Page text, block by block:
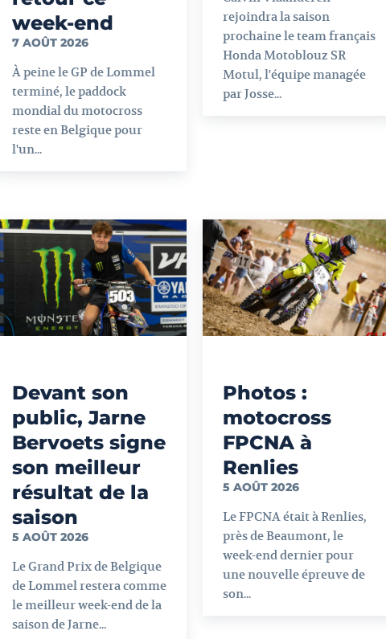
week-end
7 AOÛT 2026
À peine le GP de Lommel
terminé, le paddock
mondial du motocross
reste en Belgique pour
l'un...
rejoindra la saison
prochaine le team français
Honda Motoblouz SR
Motul, l'équipe managée
par Josse...
Devant son
public, Jarne
Bervoets signe
son meilleur
résultat de la
saison
5 AOÛT 2026
Le Grand Prix de Belgique
de Lommel restera comme
le meilleur week-end de la
saison de Jarne...
Photos :
motocross
FPCNA à
Renlies
5 AOÛT 2026
Le FPCNA était à Renlies,
près de Beaumont, le
week-end dernier pour
une nouvelle épreuve de
son...